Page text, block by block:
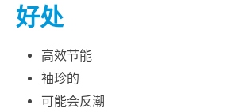
好处
高效节能
袖珍的
可能会反潮